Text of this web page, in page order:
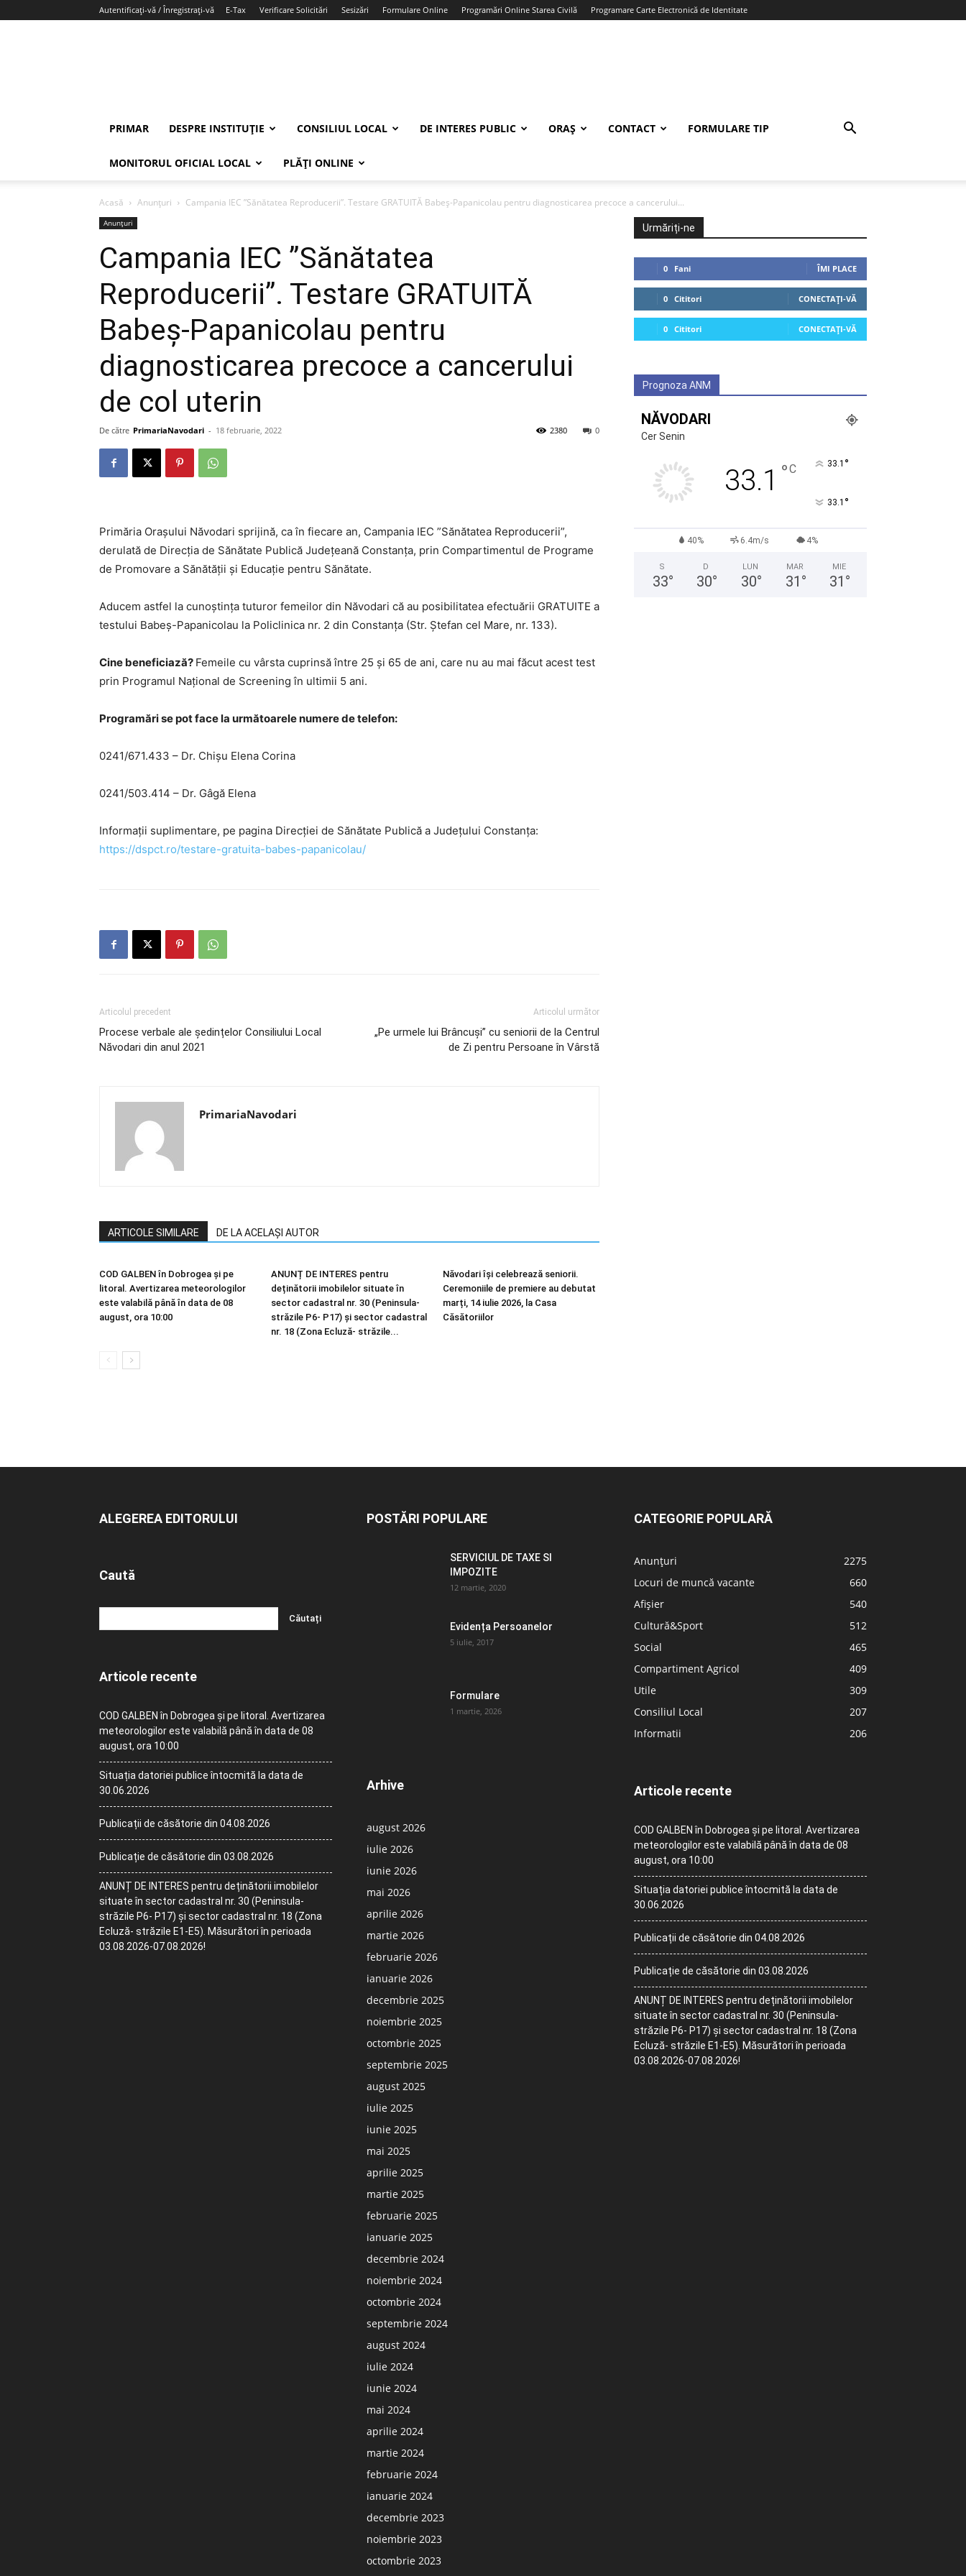
Autentificați-vă / Înregistrați-vă E-Tax Verificare Solicitări Sesizări Formulare Online Programări Online Starea Civilă Programare Carte Electronică de Identitate
PRIMAR DESPRE INSTITUȚIE CONSILIUL LOCAL DE INTERES PUBLIC ORAȘ CONTACT FORMULARE TIP
MONITORUL OFICIAL LOCAL PLĂȚI ONLINE
Acasă Anunțuri Campania IEC ”Sănătatea Reproducerii”. Testare GRATUITĂ Babeș-Papanicolau pentru diagnosticarea precoce a cancerului...
Anunțuri
Campania IEC ”Sănătatea
Reproducerii”. Testare GRATUITĂ
Babeș-Papanicolau pentru
diagnosticarea precoce a cancerului
de col uterin
De către PrimariaNavodari - 18 februarie, 2022 0
2380
Primăria Orașului Năvodari sprijină, ca în fiecare an, Campania IEC ”Sănătatea Reproducerii”,
derulată de Direcția de Sănătate Publică Județeană Constanța, prin Compartimentul de Programe
de Promovare a Sănătății și Educație pentru Sănătate.
Aducem astfel la cunoștința tuturor femeilor din Năvodari că au posibilitatea efectuării GRATUITE a
testului Babeș-Papanicolau la Policlinica nr. 2 din Constanța (Str. Ștefan cel Mare, nr. 133).
Cine beneficiază? Femeile cu vârsta cuprinsă între 25 și 65 de ani, care nu au mai făcut acest test
prin Programul Național de Screening în ultimii 5 ani.
Programări se pot face la următoarele numere de telefon:
0241/671.433 – Dr. Chișu Elena Corina
0241/503.414 – Dr. Gâgă Elena
Informații suplimentare, pe pagina Direcției de Sănătate Publică a Județului Constanța:
https://dspct.ro/testare-gratuita-babes-papanicolau/
Articolul precedent
Procese verbale ale ședințelor Consiliului Local
Năvodari din anul 2021
Articolul următor
„Pe urmele lui Brâncuși” cu seniorii de la Centrul
de Zi pentru Persoane în Vârstă
PrimariaNavodari
ARTICOLE SIMILARE DE LA ACELAȘI AUTOR
COD GALBEN în Dobrogea și pe
litoral. Avertizarea meteorologilor
este valabilă până în data de 08
august, ora 10:00
ANUNȚ DE INTERES pentru
deținătorii imobilelor situate în
sector cadastral nr. 30 (Peninsula-
străzile P6- P17) și sector cadastral
nr. 18 (Zona Ecluză- străzile...
Năvodari își celebrează seniorii.
Ceremoniile de premiere au debutat
marți, 14 iulie 2026, la Casa
Căsătoriilor
Urmăriți-ne
0 Fani ÎMI PLACE
0 Cititori CONECTAȚI-VĂ
0 Cititori CONECTAȚI-VĂ
Prognoza ANM
NĂVODARI
Cer Senin
33.1 °C 33.1 °
33.1 °
40% 6.4m/s 4%
S
33°
D
30°
LUN
30°
MAR
31 °
MIE
31 °
ALEGEREA EDITORULUI
Caută
Articole recente
COD GALBEN în Dobrogea și pe litoral. Avertizarea
meteorologilor este valabilă până în data de 08
august, ora 10:00
Situația datoriei publice întocmită la data de
30.06.2026
Publicații de căsătorie din 04.08.2026
Publicație de căsătorie din 03.08.2026
ANUNȚ DE INTERES pentru deținătorii imobilelor
situate în sector cadastral nr. 30 (Peninsula-
străzile P6- P17) și sector cadastral nr. 18 (Zona
Ecluză- străzile E1-E5). Măsurători în perioada
03.08.2026-07.08.2026!
POSTĂRI POPULARE
SERVICIUL DE TAXE SI
IMPOZITE
12 martie, 2020
Evidența Persoanelor
5 iulie, 2017
Formulare
1 martie, 2026
Arhive
august 2026
iulie 2026
iunie 2026
mai 2026
aprilie 2026
martie 2026
februarie 2026
ianuarie 2026
decembrie 2025
noiembrie 2025
octombrie 2025
septembrie 2025
august 2025
iulie 2025
iunie 2025
mai 2025
aprilie 2025
martie 2025
februarie 2025
ianuarie 2025
decembrie 2024
noiembrie 2024
octombrie 2024
septembrie 2024
august 2024
iulie 2024
iunie 2024
mai 2024
aprilie 2024
martie 2024
februarie 2024
ianuarie 2024
decembrie 2023
noiembrie 2023
octombrie 2023
CATEGORIE POPULARĂ
Anunțuri
2275
Locuri de muncă vacante
660
Afișier
540
Cultură&Sport
512
Social
465
Compartiment Agricol
409
Utile
309
Consiliul Local
207
Informatii
206
Articole recente
COD GALBEN în Dobrogea și pe litoral. Avertizarea
meteorologilor este valabilă până în data de 08
august, ora 10:00
Situația datoriei publice întocmită la data de
30.06.2026
Publicații de căsătorie din 04.08.2026
Publicație de căsătorie din 03.08.2026
ANUNȚ DE INTERES pentru deținătorii imobilelor
situate în sector cadastral nr. 30 (Peninsula-
străzile P6- P17) și sector cadastral nr. 18 (Zona
Ecluză- străzile E1-E5). Măsurători în perioada
03.08.2026-07.08.2026!